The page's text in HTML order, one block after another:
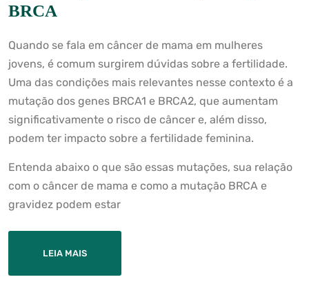
BRCA
Quando se fala em câncer de mama em mulheres
jovens, é comum surgirem dúvidas sobre a fertilidade.
Uma das condições mais relevantes nesse contexto é a
mutação dos genes BRCA1 e BRCA2, que aumentam
significativamente o risco de câncer e, além disso,
podem ter impacto sobre a fertilidade feminina.
Entenda abaixo o que são essas mutações, sua relação
com o câncer de mama e como a mutação BRCA e
gravidez podem estar
LEIA MAIS